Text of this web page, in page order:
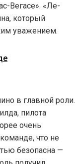
Вегасе». «Ле-
который
уважением.
в главной роли.
пилота
очень
что не
безопасна —